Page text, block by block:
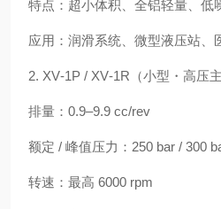
特点：超小体积、全铝轻量、低
应用：润滑系统、微型液压站、
2. XV‑1P / XV‑1R（小型・高压主
排量：0.9–9.9 cc/rev
额定 / 峰值压力：250 bar / 300
转速：最高 6000 rpm